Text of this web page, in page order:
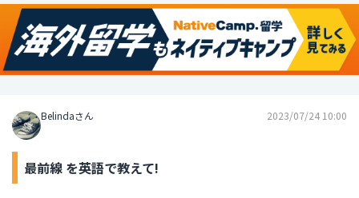
Belindaさん 2023/07/24 10:00
最前線 を英語で教えて!